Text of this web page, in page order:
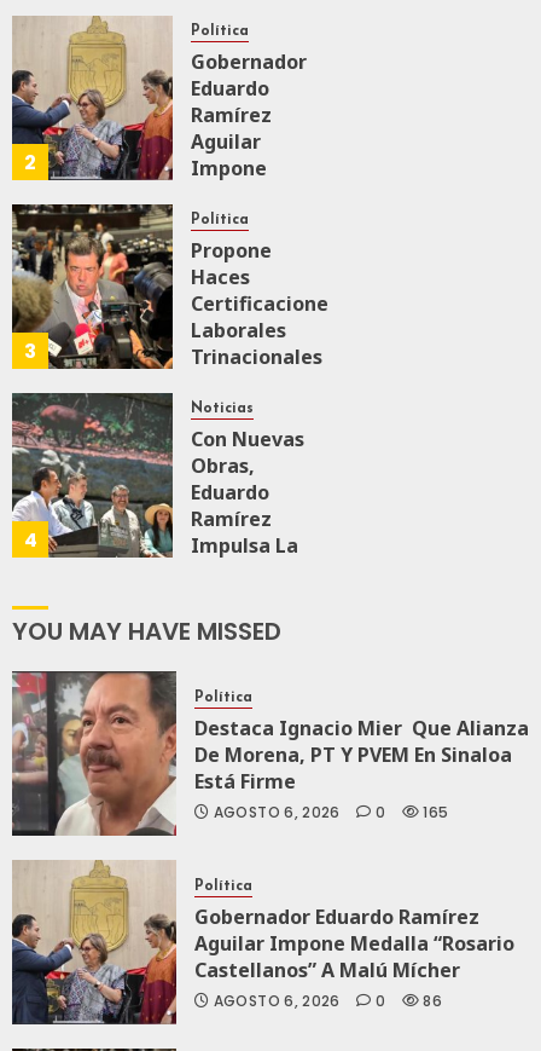
Firme
AGOSTO 6, 2026
0
165
2
Política
Gobernador
Eduardo
Ramírez
Aguilar
Impone
“Rosario
Castellanos”
A
Malú Mícher
AGOSTO 6, 2026
3
Política
Propone
Haces
Certificaciones
Laborales
Trinacionales
A México Para
Nueva
Economía
AGOSTO 5, 2026
0
74
4
Noticias
Con Nuevas
Obras,
Eduardo
Ramírez
Impulsa La
ZooMAT
YOU MAY HAVE MISSED
Política
Destaca Ignacio Mier Que Alianza
De Morena, PT Y PVEM En Sinaloa
Está Firme
AGOSTO 6, 2026 0 165
Política
Gobernador Eduardo Ramírez
Aguilar Impone Medalla “Rosario
Castellanos” A Malú Mícher
AGOSTO 6, 2026 0 86